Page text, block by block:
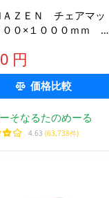
ＡＺＥＮ チェアマッ
０×１０００ｍｍ ク
１枚
円
価格比較
そなるたのめーる
4.63 (63,738件)